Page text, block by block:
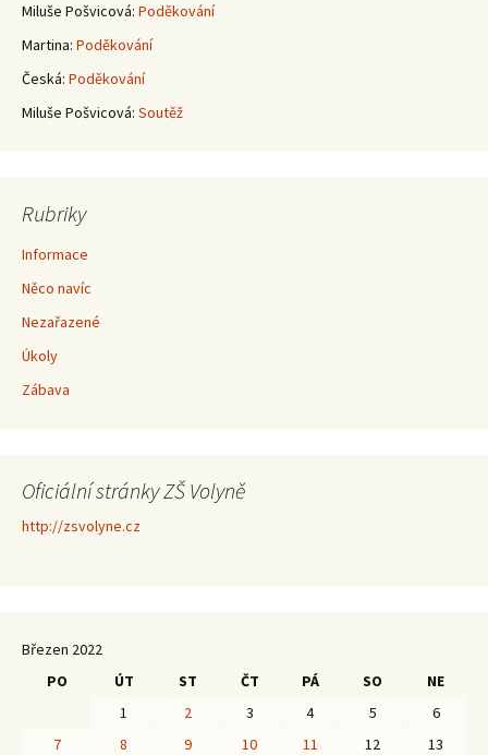
Miluše Pošvicová: Poděkování
Martina: Poděkování
Česká: Poděkování
Miluše Pošvicová: Soutěž
Rubriky
Informace
Něco navíc
Nezařazené
Úkoly
Zábava
Oficiální stránky ZŠ Volyně
http://zsvolyne.cz
Březen 2022
PO
ÚT ST ČT PÁ SO
NE
1
2 3 4 5
6
7
8 9 10 11 12
13